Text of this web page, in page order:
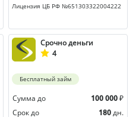
Лицензия ЦБ РФ №651303322004222
Срочно деньги
4
Бесплатный займ
Сумма до 100 000 ₽
Срок до
180 дн.